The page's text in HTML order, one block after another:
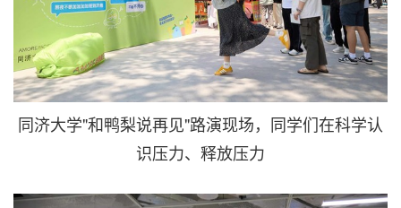
同济大学"和鸭梨说再见"路演现场，同学们在科学认
识压力、释放压力